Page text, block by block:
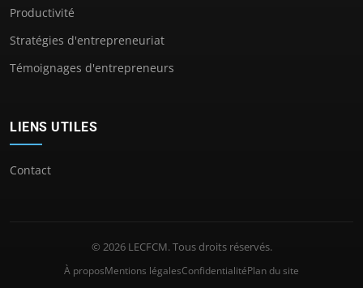
Productivité
Stratégies d'entrepreneuriat
Témoignages d'entrepreneurs
LIENS UTILES
Contact
© 2026 LECFCM. Tous droits réservés.
À proposMentions légalesConfidentialitéPlan du site